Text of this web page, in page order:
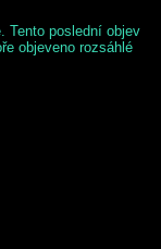
Tento poslední objev
objeveno rozsáhlé